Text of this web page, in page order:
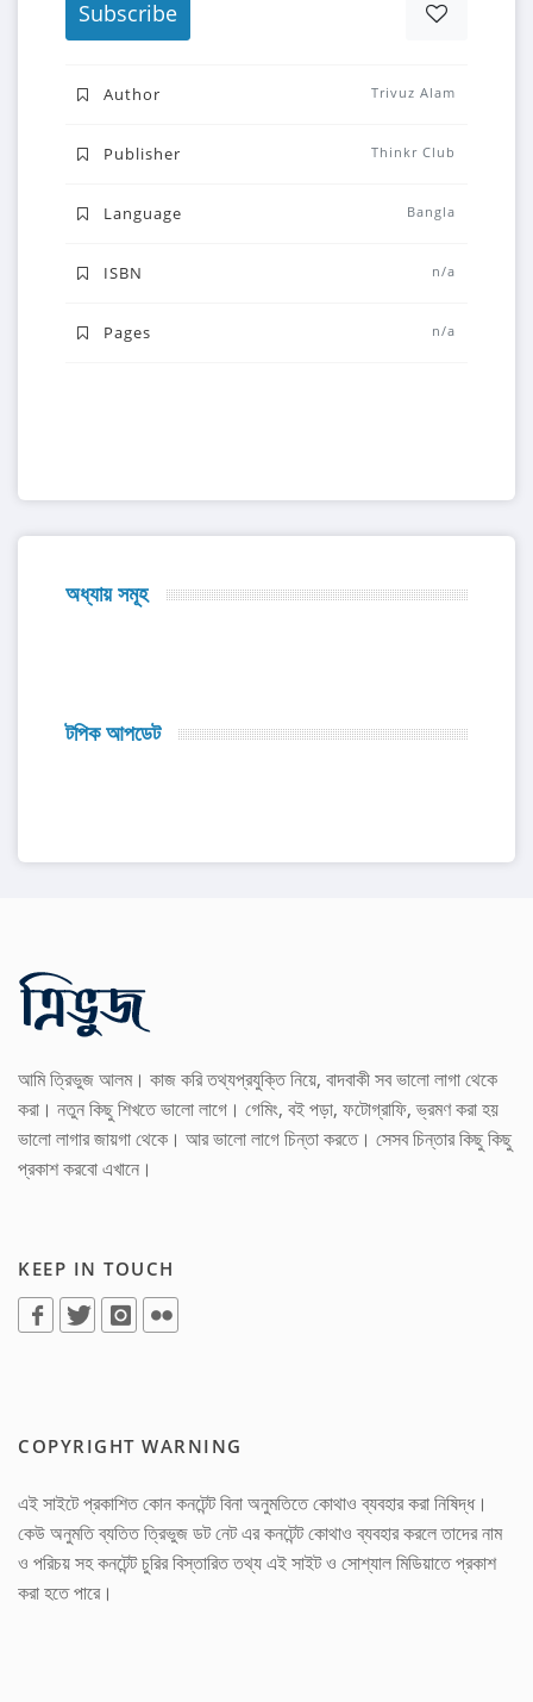
Subscribe
Trivuz Alam
Author
Thinkr Club
Publisher
Bangla
Language
n/a
ISBN
n/a
Pages
অধ্যায় সমূহ
টপিক আপডেট
আমি ত্রিভুজ আলম। কাজ করি তথ্যপ্রযুক্তি নিয়ে, বাদবাকী সব ভালো লাগা থেকে
করা। নতুন কিছু শিখতে ভালো লাগে। গেমিং, বই পড়া, ফটোগ্রাফি, ভ্রমণ করা হয়
ভালো লাগার জায়গা থেকে। আর ভালো লাগে চিন্তা করতে। সেসব চিন্তার কিছু কিছু
প্রকাশ করবো এখানে।
KEEP IN TOUCH
COPYRIGHT WARNING
এই সাইটে প্রকাশিত কোন কনটেন্ট বিনা অনুমতিতে কোথাও ব্যবহার করা নিষিদ্ধ।
কেউ অনুমতি ব্যতিত ত্রিভুজ ডট নেট এর কনটেন্ট কোথাও ব্যবহার করলে তাদের নাম
ও পরিচয় সহ কনটেন্ট চুরির বিস্তারিত তথ্য এই সাইট ও সোশ্যাল মিডিয়াতে প্রকাশ
করা হতে পারে।